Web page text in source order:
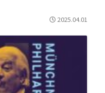
2025.04.01